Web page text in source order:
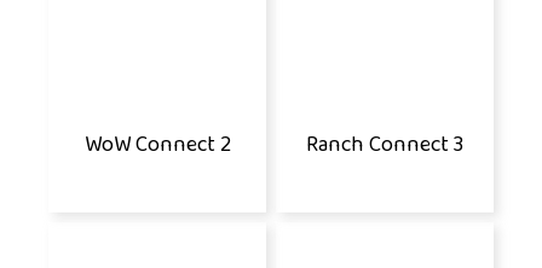
WoW Connect 2 Ranch Connect 3